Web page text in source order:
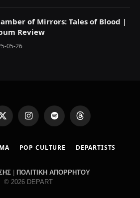
of Mirrors: Tales of Blood |
Review
05-26
X
w
t
e
I
t
r
a
S
t
y
T
e
s
POP CULTURE DEPARTISTS
ΠΟΛΙΤΙΚΗ ΑΠΟΡΡΗΤΟΥ
© 2026 DEPART